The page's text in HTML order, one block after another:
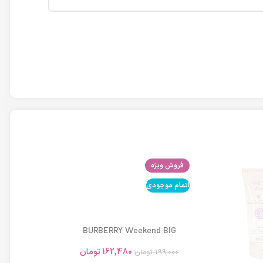
فروش ویژه
اتمام موجودی
BURBERRY Weekend BIG
199,000 تومان 162,480تومان